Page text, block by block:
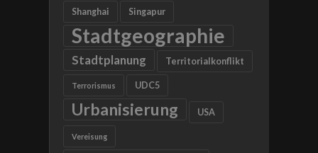
Shanghai Singapur
Stadtgeographie
Stadtplanung Territorialkonflikt
Terrorismus UDC5
Urbanisierung USA
Vereisung